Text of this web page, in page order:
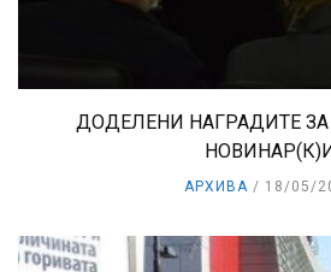
ДОДЕЛЕНИ НАГРАДИТЕ ЗА
НОВИНАР(К)И
АРХИВА 18/05/